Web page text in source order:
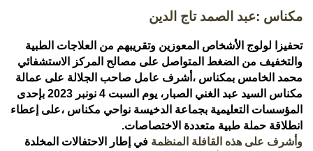
مكناس :عبد الصمد تاج الدين
تحفيزا لولوج الأشخاص المعوزين وتقريبهم من العلاجات الطبية
والتخفيف من الضغط المتواصل على مصالح المركز الاستشفائي
محمد الخامس بمكناس ،أشرف عامل صاحب الجلالة على عمالة
مكناس السيد عبد الغني الصبار، يوم السبت 4 نونبر 2023
بإحدى
المؤسسات التعليمية بجماعة الدخيسة نواحي مكناس ،على إعطاء
انطلاقة حملة طبية متعددة الاختصاصات.
وأشرف على هذه القافلة المنظمة في إطار الاحتفالات المخلدة